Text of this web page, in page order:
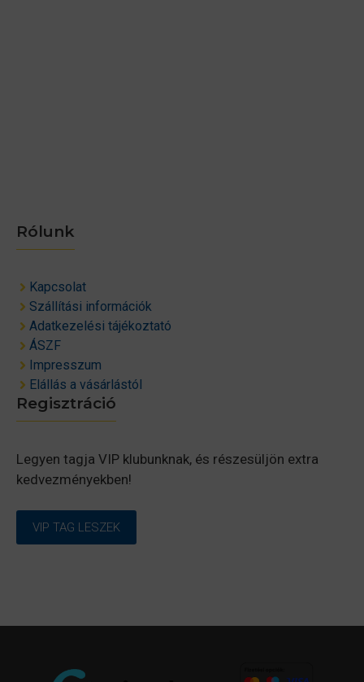
Rólunk
Kapcsolat
Szállítási információk
Adatkezelési tájékoztató
ÁSZF
Impresszum
Elállás a vásárlástól
Regisztráció
Legyen tagja VIP klubunknak, és részesüljön extra
kedvezményekben!
VIP TAG LESZEK